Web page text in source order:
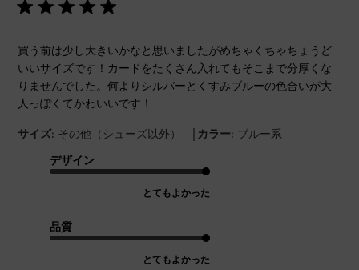
買う前は少し大きいかなと思いましたがめちゃくちゃちょうど
いいサイズです！カードをたくさん入れてもそこまで分厚くな
りませんでした。何よりシルバーとくすみブルーの色合いが大
人っぽくてかわいいです！
サイズ: その他（シューズ以外） | カラー: ブルー系
デザイン
とてもよかった
品質
とてもよかった